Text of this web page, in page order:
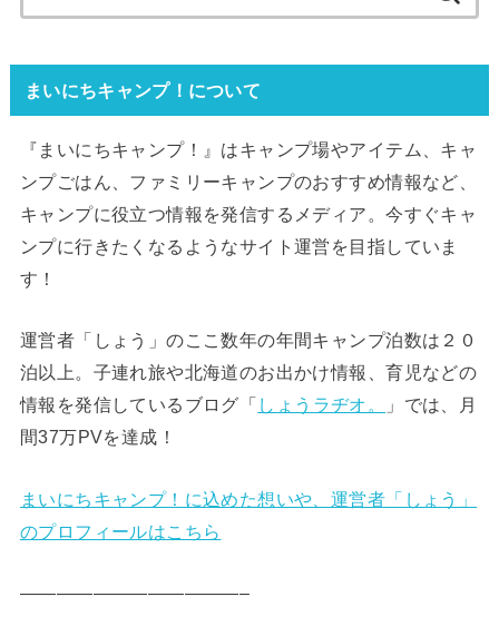
索:
まいにちキャンプ！について
『まいにちキャンプ！』はキャンプ場やアイテム、キャ
ンプごはん、ファミリーキャンプのおすすめ情報など、
キャンプに役立つ情報を発信するメディア。今すぐキャ
ンプに行きたくなるようなサイト運営を目指していま
す！
運営者「しょう」のここ数年の年間キャンプ泊数は２０
泊以上。子連れ旅や北海道のお出かけ情報、育児などの
情報を発信しているブログ「 しょうラヂオ。
」では、月
間37万PVを達成！
まいにちキャンプ！に込めた想いや、運営者「しょう」
のプロフィールはこちら
————————————–